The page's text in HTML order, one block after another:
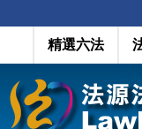
精選六法